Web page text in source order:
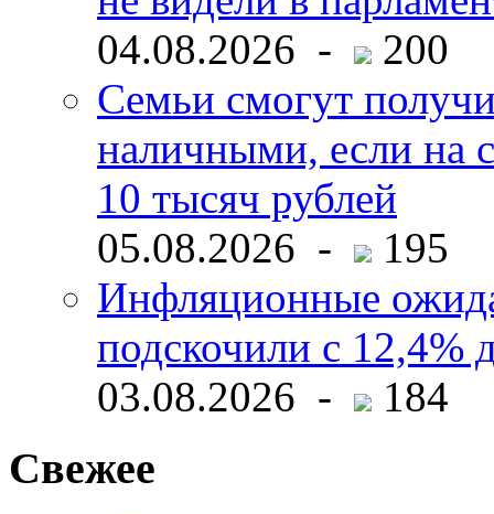
04.08.2026 -
200
Семьи смогут
наличными, если на
10 тысяч рублей
05.08.2026 -
195
Инфляционные
подскочили с 12,4%
03.08.2026 -
184
Свежее